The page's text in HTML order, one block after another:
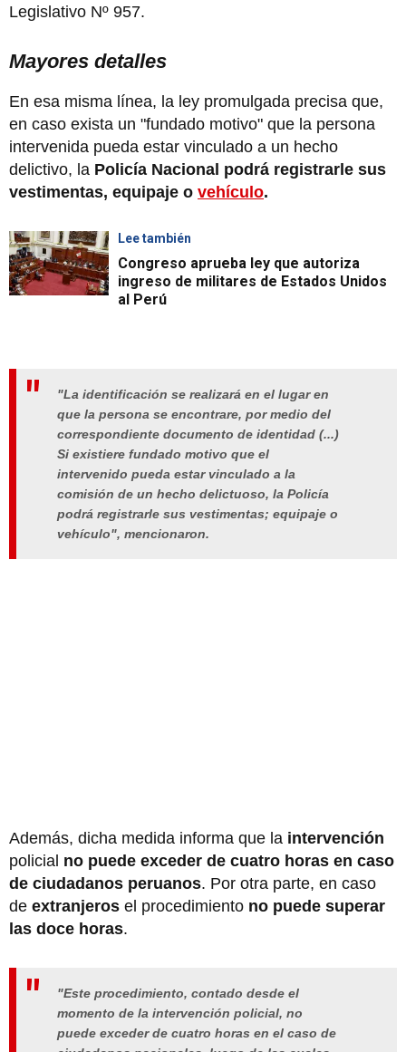
Legislativo Nº 957.
Mayores detalles
En esa misma línea, la ley promulgada precisa que,
en caso exista un "fundado motivo" que la persona
intervenida pueda estar vinculado a un hecho
delictivo, la Policía Nacional podrá registrarle sus
vestimentas, equipaje o vehículo.
Lee también
Congreso aprueba ley que autoriza
ingreso de militares de Estados Unidos
al Perú
"La identificación se realizará en el lugar en
que la persona se encontrare, por medio del
correspondiente documento de identidad (...)
Si existiere fundado motivo que el
intervenido pueda estar vinculado a la
comisión de un hecho delictuoso, la Policía
podrá registrarle sus vestimentas; equipaje o
vehículo", mencionaron.
Además, dicha medida informa que la intervención
policial no puede exceder de cuatro horas en caso
de ciudadanos peruanos. Por otra parte, en caso
de extranjeros el procedimiento no puede superar
las doce horas.
"Este procedimiento, contado desde el
momento de la intervención policial, no
puede exceder de cuatro horas en el caso de